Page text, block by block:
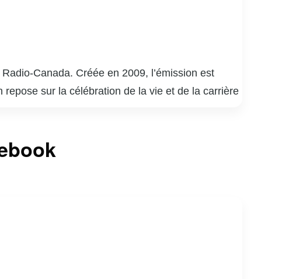
Canada. Créée en 2009, l’émission est
repose sur la célébration de la vie et de la carrière
» a su captiver le cœur des téléspectateurs
des facettes intimes et méconnues de ses